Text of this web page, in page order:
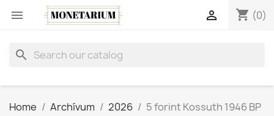
 shopping_cart (0)

search
Home Archívum 2026 5 forint Kossuth 1946 BP